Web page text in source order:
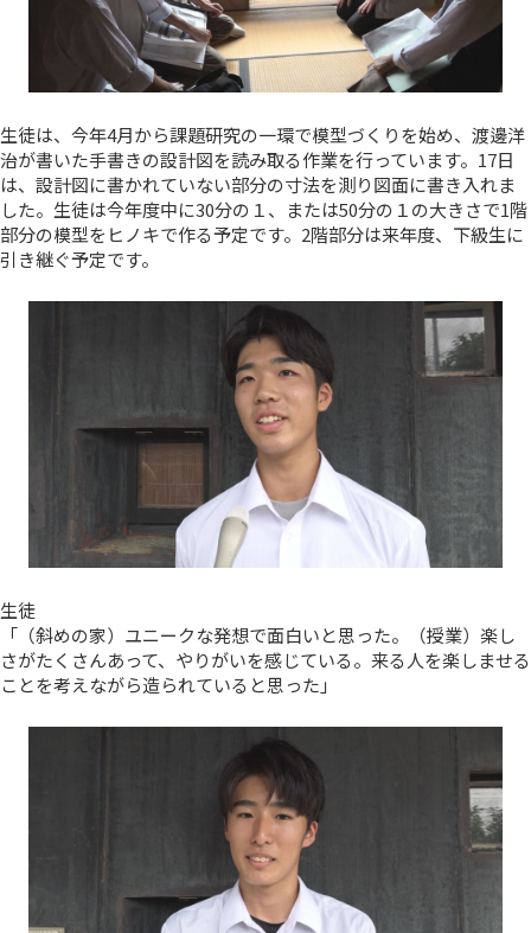
生徒は、今年4月から課題研究の一環で模型づくりを始め、渡邊洋
治が書いた手書きの設計図を読み取る作業を行っています。17日
は、設計図に書かれていない部分の寸法を測り図面に書き入れま
した。生徒は今年度中に30分の１、または50分の１の大きさで1階
部分の模型をヒノキで作る予定です。2階部分は来年度、下級生に
引き継ぐ予定です。
生徒
「（斜めの家）ユニークな発想で面白いと思った。（授業）楽し
さがたくさんあって、やりがいを感じている。来る人を楽しませる
ことを考えながら造られていると思った」